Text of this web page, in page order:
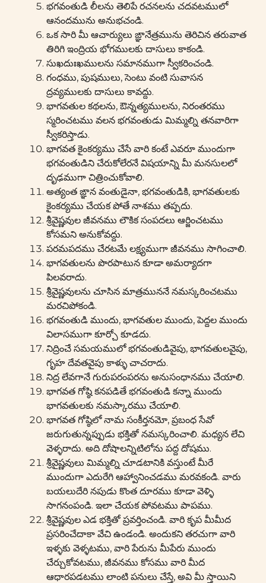
భగవంతుడి లీలను తెలిపే రచనలను చదవటములో
ఆనందమును అనుభచండి.
ఒక సారి మీ ఆచార్యులు ఙ్ఞానేత్రమును తెరిచిన తరువాత
తిరిగి ఇంద్రియ భోగములకు దాసులు కాకండి.
సుఖదుఃఖములను సమానముగా స్వీకరించండి.
గంధము, పుషములు, సెంటు వంటి సువాసన
ద్రవ్యములకు దాసులు కావద్దు.
భాగవతుల కథలను, ఔన్నత్యములను, నిరంతరము
స్మరించటము వలన భగవంతుడు మిమ్మల్ని తనవారిగా
స్వీకరిస్తాడు.
భాగవత కైంకర్యము చేసే వారి కంటే ఎవరూ ముందుగా
భగవంతుడిని చేరుకోలేరనే విషయాన్ని మీ మనసులలో
దృఢముగా చిత్రించుకోవాలి.
అత్యంత ఙ్ఞాన వంతుడైనా, భగవంతుడికి, భాగవతులకు
కైంకర్యము చేయక పోతే నాశము తప్పదు.
శ్రీవైష్ణవుల జీవనము లౌకిక సంపదలు ఆర్జించటము
కోసమని అనుకోవద్దు.
పరమపదము చేరటమే లక్ష్యముగా జీవనము సాగించాలి.
భాగవతులను పొరపాటున కూడా అమర్యాదగా
పిలవరాదు.
శ్రీవైష్ణవులను చూసిన మాత్రముననే నమస్కరించటము
మరచిపోకండి.
భగవంతుడి ముందు, భాగవతుల ముందు, పెద్దల ముందు
విలాసముగా కూర్చో కూడదు.
నిద్రించే సమయములో భగవంతుడివైపు, భాగవతులవైపు,
గృహ దేవతవైపు కాళ్ళు చాచరాదు.
నిద్ర లేవగానే గురుపరంపరను అనుసంధానము చేయాలి.
భాగవత గోష్ఠి కనపడితే భగవంతుడి కన్నా ముందు
భాగవతులకు నమస్కారము చేయాలి.
భాగవత గోష్ఠిలో నామ సంకీర్తనమో, ప్రబంధ సేవో
జరుగుతున్నప్పుడు భక్తితో నమస్కరించాలి. మధ్యన లేచి
వెళ్ళరాదు. అది దోషాలన్నిటిలోను పద్ద దోషము.
శ్రీవైష్ణవులు మిమ్మల్ని చూడటానికి వస్తుంటే మీరే
ముందుగా ఎదురేగి ఆహ్వానించడము మరవకండి. వారు
బయలుదేరి నపుడు కొంత దూరము కూడా వెళ్ళి
సాగనంపండి. ఇలా చేయక పోవటము పాపము.
శ్రీవైష్ణవుల ఎడ భక్తితో ప్రవర్తించండి. వారి కృప మీమీద
ప్రసరించేదాకా వేచి ఉండండి. అందుకని తరచుగా వారి
ఇళ్ళకు వెళ్ళటము, వారి పేరును మీపేరు ముందు
చేర్చుకోవటము, జీవనము కోసము వారి మీద
ఆధారపడటము లాంటి పనులు చేస్తే, అవి మీ స్తాయిని